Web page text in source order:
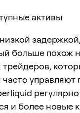
активы
больше похож
часто
и более новые